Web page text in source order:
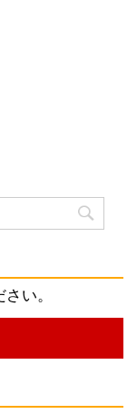
い。